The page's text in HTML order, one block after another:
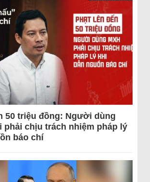
50 triệu đồng: Người dùng
phải chịu trách nhiệm pháp lý
báo chí